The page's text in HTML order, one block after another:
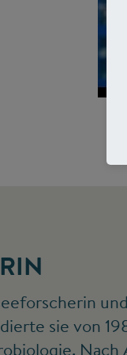
sie von